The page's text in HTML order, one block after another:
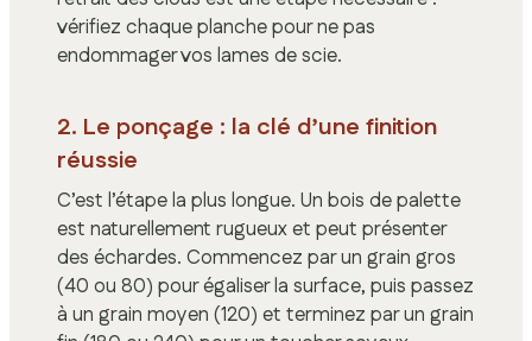
vérifiez chaque planche pour ne pas
endommager vos lames de scie.
2. Le ponçage : la clé d’une finition
réussie
C’est l’étape la plus longue. Un bois de palette
est naturellement rugueux et peut présenter
des échardes. Commencez par un grain gros
(40 ou 80) pour égaliser la surface, puis passez
à un grain moyen (120) et terminez par un grain